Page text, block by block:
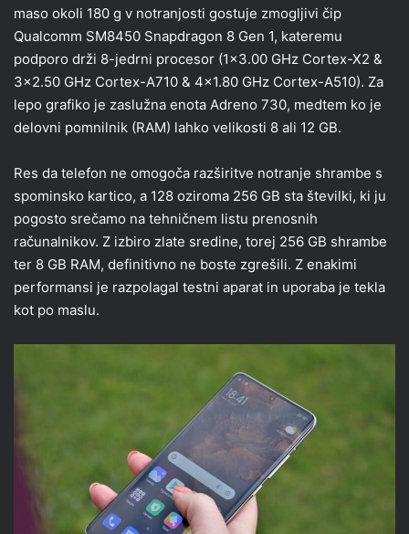
maso okoli 180 g v notranjosti gostuje zmogljivi čip
Qualcomm SM8450 Snapdragon 8 Gen 1, kateremu
podporo drži 8-jedrni procesor (1×3.00 GHz Cortex-X2 &
3×2.50 GHz Cortex-A710 & 4×1.80 GHz Cortex-A510). Za
lepo grafiko je zaslužna enota Adreno 730, medtem ko je
delovni pomnilnik (RAM) lahko velikosti 8 ali 12 GB.
Res da telefon ne omogoča razširitve notranje shrambe s
spominsko kartico, a 128 oziroma 256 GB sta številki, ki ju
pogosto srečamo na tehničnem listu prenosnih
računalnikov. Z izbiro zlate sredine, torej 256 GB shrambe
ter 8 GB RAM, definitivno ne boste zgrešili. Z enakimi
performansi je razpolagal testni aparat in uporaba je tekla
kot po maslu.